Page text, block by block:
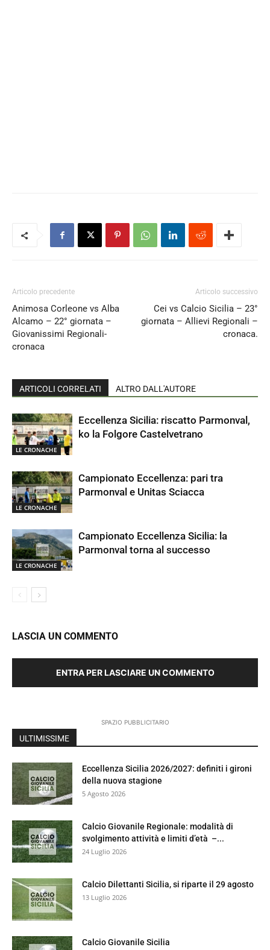
Articolo precedente
Animosa Corleone vs Alba
Alcamo – 22° giornata –
Giovanissimi Regionali-
cronaca
Articolo successivo
Cei vs Calcio Sicilia – 23°
giornata – Allievi Regionali –
cronaca.
ARTICOLI CORRELATI ALTRO DALL'AUTORE
LE CRONACHE
Eccellenza Sicilia: riscatto Parmonval,
ko la Folgore Castelvetrano
LE CRONACHE
Campionato Eccellenza: pari tra
Parmonval e Unitas Sciacca
LE CRONACHE
Campionato Eccellenza Sicilia: la
Parmonval torna al successo
LASCIA UN COMMENTO
ENTRA PER LASCIARE UN COMMENTO
SPAZIO PUBBLICITARIO
ULTIMISSIME
Eccellenza Sicilia 2026/2027: definiti i gironi
della nuova stagione
5 Agosto 2026
Calcio Giovanile Regionale: modalità di
svolgimento attività e limiti d’età –...
24 Luglio 2026
Calcio Dilettanti Sicilia, si riparte il 29 agosto
13 Luglio 2026
Calcio Giovanile Sicilia